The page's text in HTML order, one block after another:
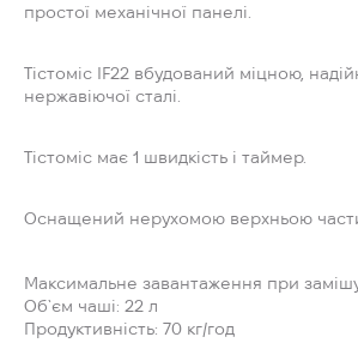
простої механічної панелі.
Тістоміс IF22 вбудований міцною,
нержавіючої сталі.
Тістоміс має 1 швидкість і таймер.
Оснащений нерухомою верхньою
Максимальне завантаження при
Об`єм чаші: 22 л
Продуктивність: 70 кг/год